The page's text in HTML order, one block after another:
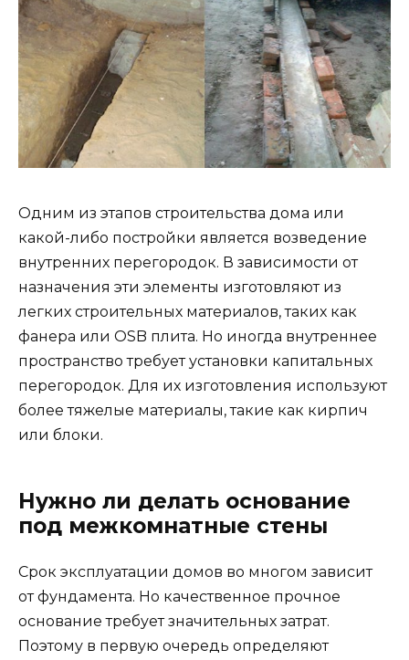
Одним из этапов строительства дома или
какой-либо постройки является возведение
внутренних перегородок. В зависимости от
назначения эти элементы изготовляют из
легких строительных материалов, таких как
фанера или OSB плита. Но иногда внутреннее
пространство требует установки капитальных
перегородок. Для их изготовления используют
более тяжелые материалы, такие как кирпич
или блоки.
Нужно ли делать основание
под межкомнатные стены
Срок эксплуатации домов во многом зависит
от фундамента. Но качественное прочное
основание требует значительных затрат.
Поэтому в первую очередь определяют